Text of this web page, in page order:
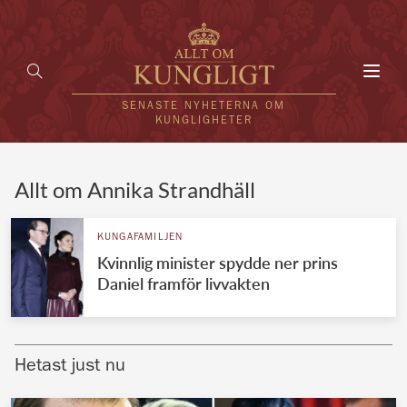
SENASTE NYHETERNA OM
KUNGLIGHETER
UTLÄNDSKT
VÄRLDENS KUNGAHUS
Brittiska kungahuset
Allt om Annika Strandhäll
KUNGAFAMILJEN
Kvinnlig minister spydde ner prins
Daniel framför livvakten
Hetast just nu